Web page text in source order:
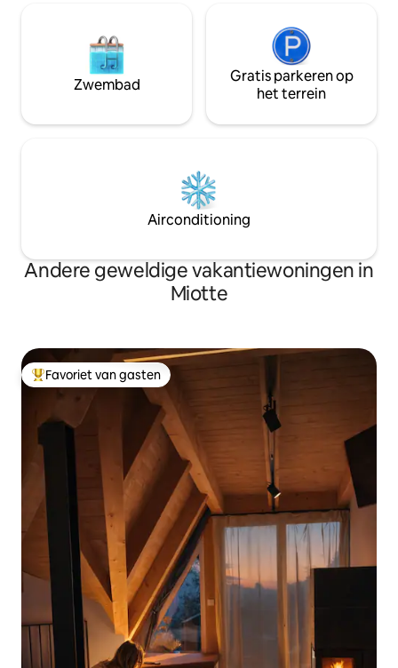
Zwembad
Gratis parkeren op
het terrein
Airconditioning
Andere geweldige vakantiewoningen in
Miotte
Topfavoriet van gasten
Favoriet van gasten